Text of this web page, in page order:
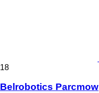
18
Belrobotics Parcmow